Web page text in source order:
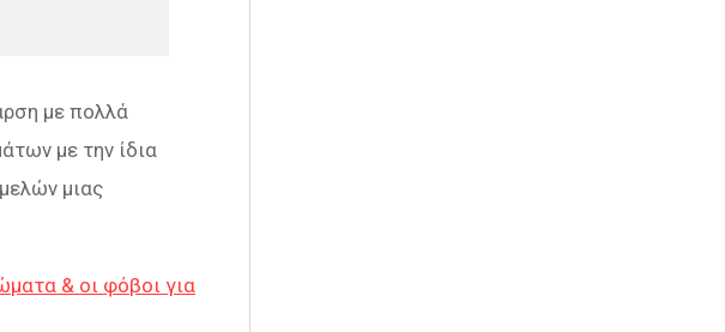
με πολλά
με την ίδια
μιας
& οι φόβοι για